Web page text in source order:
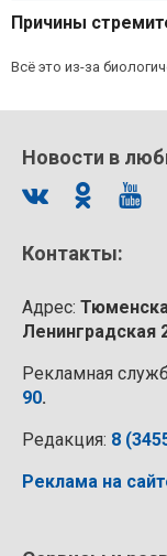
Причины
Всё это из-за
Новости в
Контакты:
Адрес:
Ленинградская
Рекламная
90.
Редакция: 8
Реклама на